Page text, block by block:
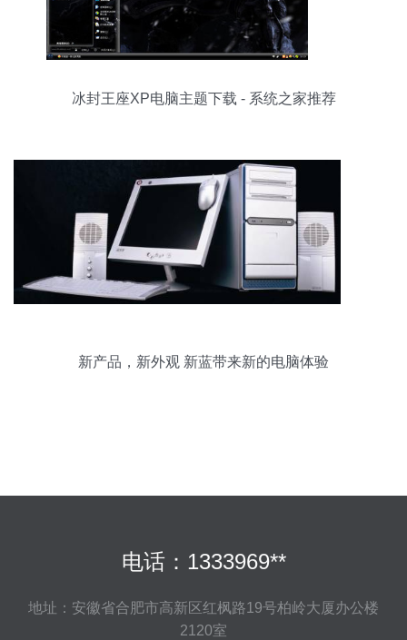
冰封王座XP电脑主题下载 - 系统之家推荐
新产品，新外观 新蓝带来新的电脑体验
电话：1333969**
地址：安徽省合肥市高新区红枫路19号柏岭大厦办公楼
2120室